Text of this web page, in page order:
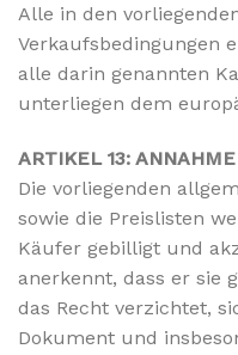
Alle in den
Verkaufsbedingungen
alle darin genannten
unterliegen dem
ARTIKEL 13:
Die vorliegenden
sowie die Preislisten
Käufer gebilligt und
anerkennt, dass er sie
das Recht verzichtet,
Dokument und